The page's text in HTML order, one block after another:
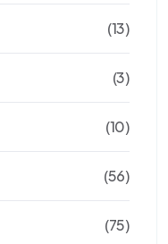
(13)
(3)
(10)
(56)
(75)